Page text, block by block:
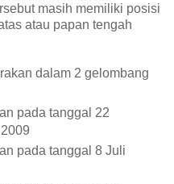
masih memiliki posisi
atau papan tengah
dalam 2 gelombang
pada tanggal 22
pada tanggal 8 Juli